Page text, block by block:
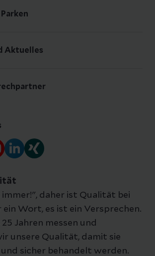
Aktuelles
immer!", daher ist Qualität bei
ein Wort, es ist ein Versprechen.
Jahren messen und
unsere Qualität, damit sie
sicher behandelt werden.